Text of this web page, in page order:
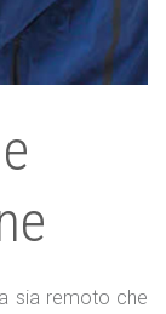
sia remoto che